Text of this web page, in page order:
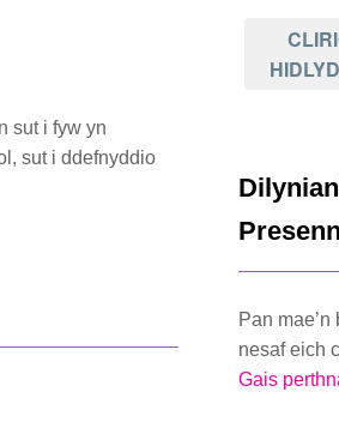
sut i fyw yn
sut i ddefnyddio
Pan
nesaf eich
Gais